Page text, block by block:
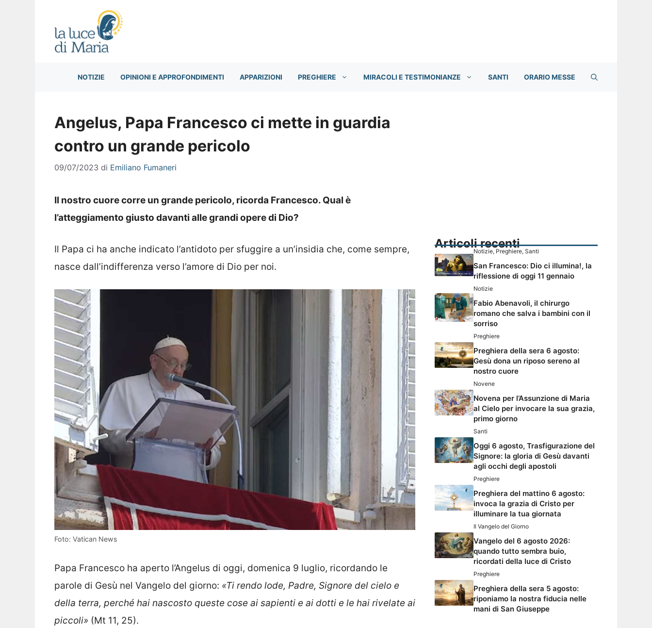
NOTIZIE OPINIONI E APPROFONDIMENTI APPARIZIONI PREGHIERE MIRACOLI E TESTIMONIANZE SANTI ORARIO MESSE
Angelus, Papa Francesco ci mette in guardia
contro un grande pericolo
09/07/2023 di Emiliano Fumaneri
Il nostro cuore corre un grande pericolo, ricorda Francesco. Qual è
l’atteggiamento giusto davanti alle grandi opere di Dio?
Il Papa ci ha anche indicato l’antidoto per sfuggire a un’insidia che, come sempre,
nasce dall’indifferenza verso l’amore di Dio per noi.
Foto: Vatican News
Papa Francesco ha aperto l’Angelus di oggi, domenica 9 luglio, ricordando le
parole di Gesù nel Vangelo del giorno: «Ti rendo lode, Padre, Signore del cielo e
della terra, perché hai nascosto queste cose ai sapienti e ai dotti e le hai rivelate ai
piccoli» (Mt 11, 25).
Articoli recenti
Notizie, Preghiere, Santi
San Francesco: Dio ci illumina!, la
riflessione di oggi 11 gennaio
Notizie
Fabio Abenavoli, il chirurgo
romano che salva i bambini con il
sorriso
Preghiere
Preghiera della sera 6 agosto:
Gesù dona un riposo sereno al
nostro cuore
Novene
Novena per l’Assunzione di Maria
al Cielo per invocare la sua grazia,
primo giorno
Santi
Oggi 6 agosto, Trasfigurazione del
Signore: la gloria di Gesù davanti
agli occhi degli apostoli
Preghiere
Preghiera del mattino 6 agosto:
invoca la grazia di Cristo per
illuminare la tua giornata
Il Vangelo del Giorno
Vangelo del 6 agosto 2026:
quando tutto sembra buio,
ricordati della luce di Cristo
Preghiere
Preghiera della sera 5 agosto:
riponiamo la nostra fiducia nelle
mani di San Giuseppe